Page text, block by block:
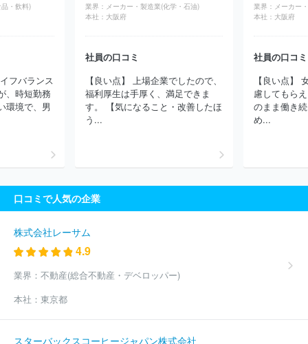
・飲料)
フバランス
、時短勤務
環境で、男
業界： メーカー・製造業(化学・石油)
本社： 大阪府
社員の口コミ
【良い点】 上場企業でしたので、
福利厚生は手厚く、満足できま
す。 【気になること・改善したほ
う...
業界： メーカー
本社： 大阪府
社員の口コミ
【良い点】
慮してもら
のまま働き
め...
口コミで人気の企業
株式会社レーサム
4.9
業界： 不動産(総合不動産・デベロッパー)
本社： 東京都
スターバックスコーヒージャパン株式会社